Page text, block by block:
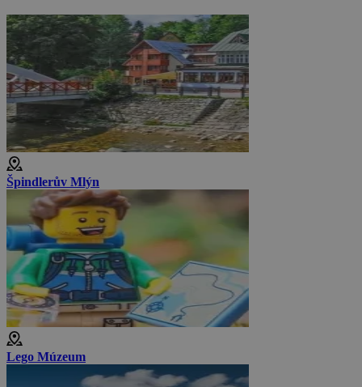
Špindlerův Mlýn
Lego Múzeum